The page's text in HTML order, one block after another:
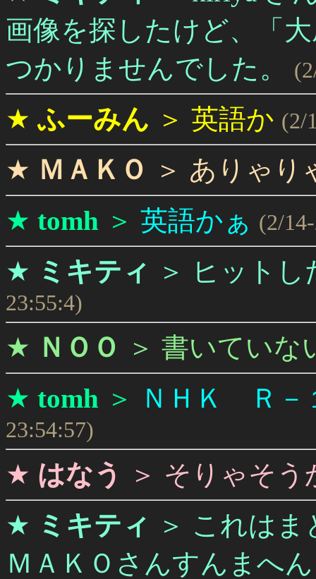
画像を探したけど、「
つかりませんでした。
★ふーみん ＞ 英語か (2/
★ ＭＡＫＯ ＞ ありゃり
★ tomh ＞ 英語かぁ (2/
★ ミキティ ＞ ヒットし
23:55:4)
★ ＮＯＯ ＞ 書いていな
★ tomh ＞ ＮＨＫ Ｒ
23:54:57)
★ はなう ＞ そりゃそう
★ ミキティ ＞ これはま
ＭＡＫＯさんすんまへん